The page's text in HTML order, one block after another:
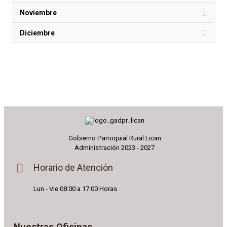
Noviembre
Diciembre
Gobierno Parroquial Rural Lican
Administración 2023 - 2027
Horario de Atención
Lun - Vie 08:00 a 17:00 Horas